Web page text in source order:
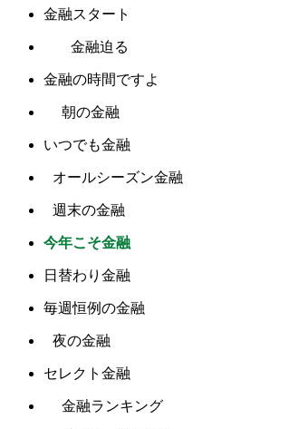
金融スタート
金融迫る
金融の時間ですよ
朝の金融
いつでも金融
オールシーズン金融
週末の金融
今年こそ金融
日替わり金融
毎週恒例の金融
夜の金融
セレクト金融
金融ランキング